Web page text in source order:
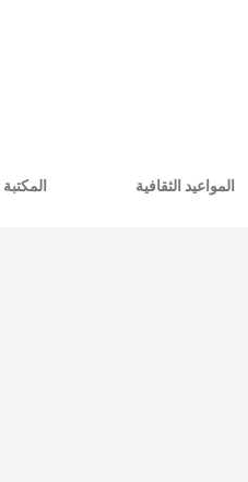
المواعيد الثقافية